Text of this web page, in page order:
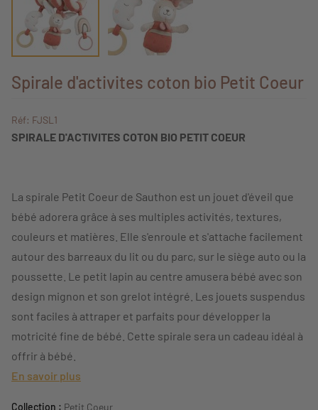
Spirale d'activites coton bio Petit Coeur
Réf: FJSL1
SPIRALE D'ACTIVITES COTON BIO PETIT COEUR
La spirale Petit Coeur de Sauthon est un jouet d'éveil que
bébé adorera grâce à ses multiples activités, textures,
couleurs et matières. Elle s'enroule et s'attache facilement
autour des barreaux du lit ou du parc, sur le siège auto ou la
poussette. Le petit lapin au centre amusera bébé avec son
design mignon et son grelot intégré. Les jouets suspendus
sont faciles à attraper et parfaits pour développer la
motricité fine de bébé. Cette spirale sera un cadeau idéal à
offrir à bébé.
En savoir plus
Collection : Petit Coeur